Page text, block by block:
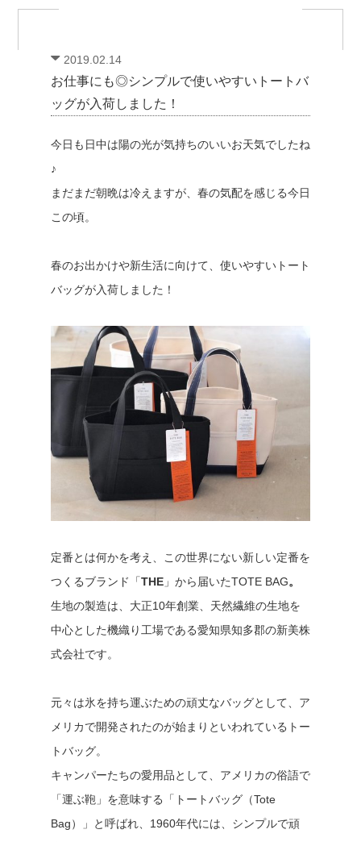
2019.02.14
お仕事にも◎シンプルで使いやすいトートバ
ッグが入荷しました！
今日も日中は陽の光が気持ちのいいお天気でしたね
♪
まだまだ朝晩は冷えますが、春の気配を感じる今日
この頃。
春のお出かけや新生活に向けて、使いやすいトート
バッグが入荷しました！
定番とは何かを考え、この世界にない新しい定番を
つくるブランド「THE」から届いたTOTE BAG。
生地の製造は、大正10年創業、天然繊維の生地を
中心とした機織り工場である愛知県知多郡の新美株
式会社です。
元々は氷を持ち運ぶための頑丈なバッグとして、ア
メリカで開発されたのが始まりといわれているトー
トバッグ。
キャンパーたちの愛用品として、アメリカの俗語で
「運ぶ鞄」を意味する「トートバッグ（Tote
Bag）」と呼ばれ、1960年代には、シンプルで頑